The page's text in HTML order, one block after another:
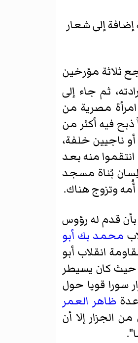
إضافة إلى شعار
ثلاثة مؤرخين
ثم جاء إلى
مصرية من
فيه أكثر من
ناجيين خلفة،
منه بعد
بُناة مسجد
أُمه وتزوج هناك.
لسيده بأن قدم له رؤوس
محمد بك أبو
انقلاب أبو
حيث كان يسيطر
سورا قويا حول
ظاهر العمر
الجزار إلا أن